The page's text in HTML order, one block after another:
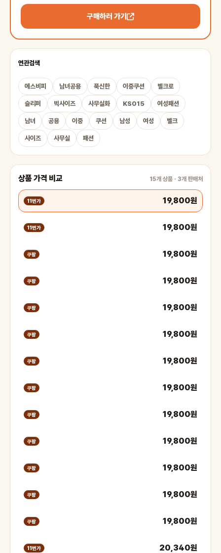
구매하러 가기
연관검색
에스비피 남녀공용 푹신한 이중쿠션 벨크로
슬리퍼 빅사이즈 사무실화 KS015 여성패션
남녀 공용 이중 쿠션 남성 여성 벨크
사이즈 사무실 패션
상품 가격 비교 15개 상품 · 3개 판매처
11번가 19,800원
11번가 19,800원
쿠팡 19,800원
쿠팡 19,800원
쿠팡 19,800원
쿠팡 19,800원
쿠팡 19,800원
쿠팡 19,800원
쿠팡 19,800원
쿠팡 19,800원
쿠팡 19,800원
쿠팡 19,800원
쿠팡 19,800원
11번가 20,340원